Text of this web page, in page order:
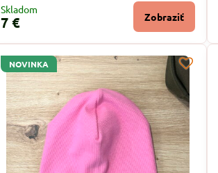
Skladom
7 € Zobraziť
NOVINKA